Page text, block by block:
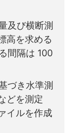
及び横断測
高を求める
間隔は 100
づき水準測
どを測定
イルを作成